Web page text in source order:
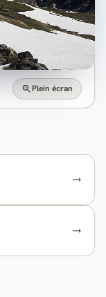
Plein écran